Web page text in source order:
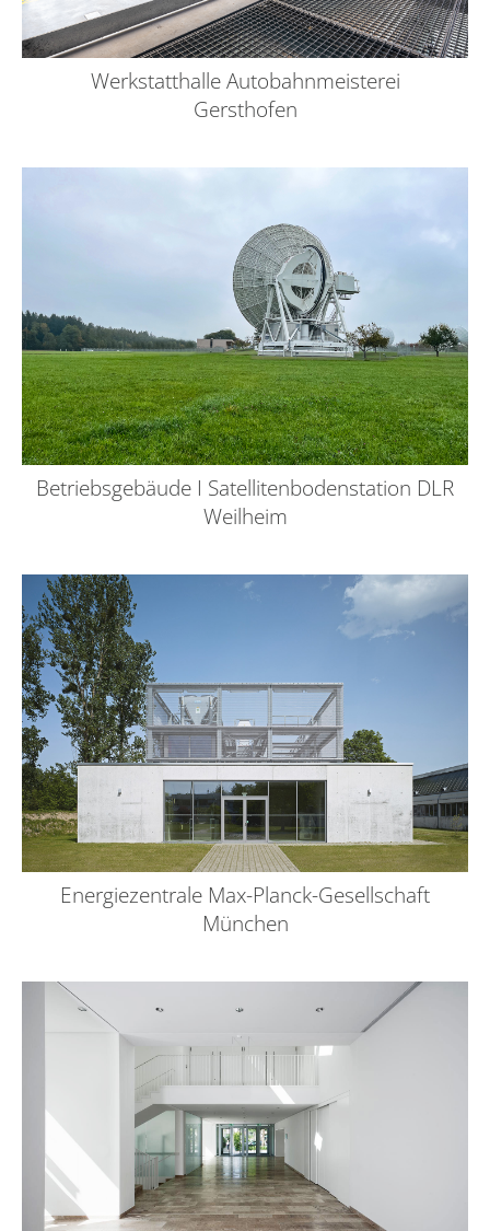
Werkstatthalle Autobahnmeisterei
Gersthofen
Betriebsgebäude I Satellitenbodenstation DLR
Weilheim
Energiezentrale Max-Planck-Gesellschaft
München